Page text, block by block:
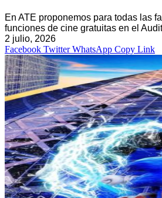
En ATE proponemos para todas las
funciones de cine gratuitas en el
2 julio, 2026
Facebook Twitter WhatsApp Copy Link